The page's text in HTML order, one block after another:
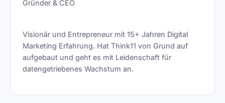
Gründer & CEO
Visionär und Entrepreneur mit 15+ Jahren Digital
Marketing Erfahrung. Hat Think11 von Grund auf
aufgebaut und geht es mit Leidenschaft für
datengetriebenes Wachstum an.